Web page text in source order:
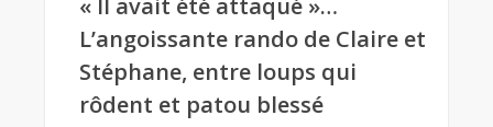
« Il avait été attaqué »…
L’angoissante rando de Claire et
Stéphane, entre loups qui
rôdent et patou blessé